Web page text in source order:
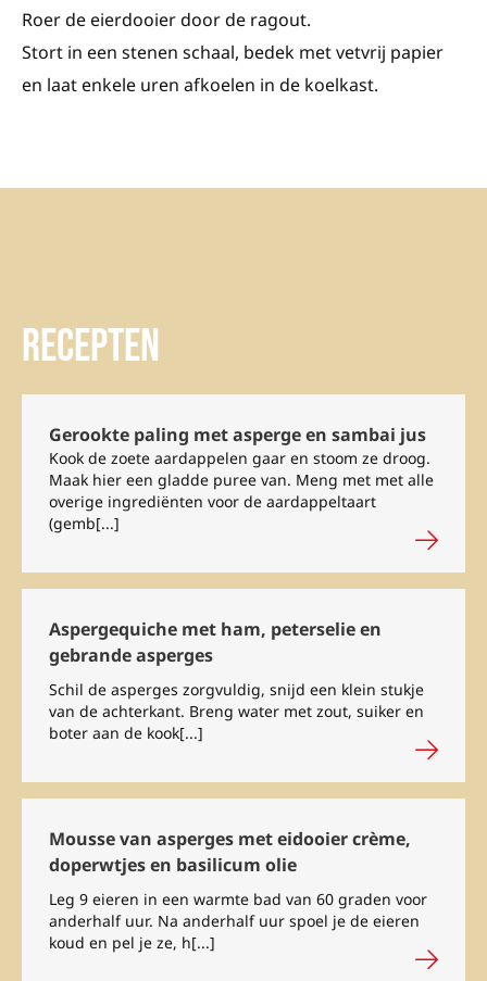
Roer de eierdooier door de ragout.
Stort in een stenen schaal, bedek met vetvrij papier
en laat enkele uren afkoelen in de koelkast.
Recepten
Gerookte paling met asperge en sambai jus
Kook de zoete aardappelen gaar en stoom ze droog.
Maak hier een gladde puree van. Meng met met alle
overige ingrediënten voor de aardappeltaart
(gemb[...]
Aspergequiche met ham, peterselie en
gebrande asperges
Schil de asperges zorgvuldig, snijd een klein stukje
van de achterkant. Breng water met zout, suiker en
boter aan de kook[...]
Mousse van asperges met eidooier crème,
doperwtjes en basilicum olie
Leg 9 eieren in een warmte bad van 60 graden voor
anderhalf uur. Na anderhalf uur spoel je de eieren
koud en pel je ze, h[...]